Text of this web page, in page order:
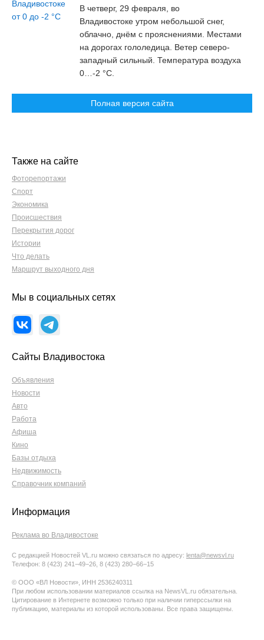
В четверг, 29 февраля, во
Владивостоке утром небольшой снег,
облачно, днём с прояснениями. Местами
на дорогах гололедица. Ветер северо-
западный сильный. Температура воздуха
0…-2 °C.
Полная версия сайта
Также на сайте
Фоторепортажи
Спорт
Экономика
Происшествия
Перекрытия дорог
Истории
Что делать
Маршрут выходного дня
Мы в социальных сетях
Сайты Владивостока
Объявления
Новости
Авто
Работа
Афиша
Кино
Базы отдыха
Недвижимость
Справочник компаний
Информация
Реклама во Владивостоке
С редакцией Новостей VL.ru можно связаться по адресу: lenta@newsvl.ru
Телефон: 8 (423) 241−49−26, 8 (423) 280−66−15
© ООО «ВЛ Новости», ИНН 2536240311
При любом использовании материалов ссылка на NewsVL.ru обязательна.
Цитирование в Интернете возможно только при наличии гиперссылки на
публикацию, материалы из которой использованы. Все права защищены.